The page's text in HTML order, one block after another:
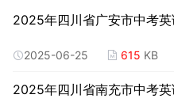
2025年四川省广安市中考英
2025-06-25 615 KB
2025年四川省南充市中考英